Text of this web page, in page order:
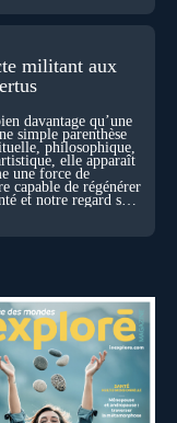
militant aux
davantage qu’une
simple parenthèse
philosophique,
elle apparaît
une force de
capable de régénérer
et notre regard sur